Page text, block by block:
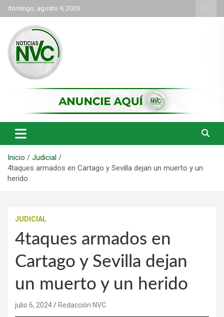
Saltar
al
contenido
domingo, agosto 9, 2026
NVC Noticias
Inicio
Judicial
4taques armados en Cartago y Sevilla dejan un muerto y un
herido
JUDICIAL
4taques armados en
Cartago y Sevilla dejan
un muerto y un herido
julio 6, 2024 Redacción NVC